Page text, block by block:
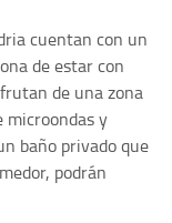
cuentan con un
de estar con
de una zona
microondas y
baño privado que
podrán